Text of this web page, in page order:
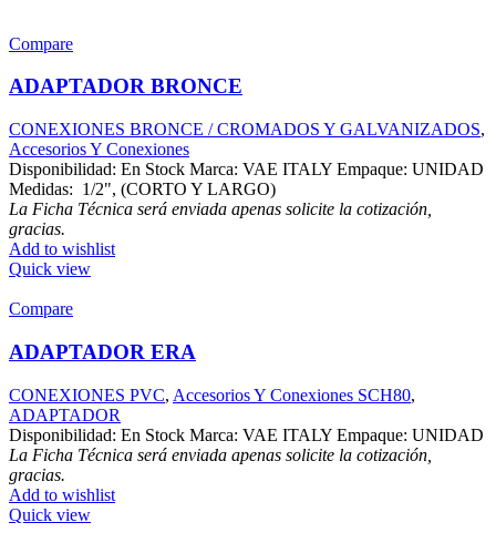
Compare
ADAPTADOR BRONCE
CONEXIONES BRONCE / CROMADOS Y GALVANIZADOS,
Accesorios Y Conexiones
Disponibilidad: En Stock Marca: VAE ITALY Empaque: UNIDAD
Medidas: 1/2", (CORTO Y LARGO)
La Ficha Técnica será enviada apenas solicite la cotización,
gracias.
Add to wishlist
Quick view
Compare
ADAPTADOR ERA
CONEXIONES PVC, Accesorios Y Conexiones SCH80,
ADAPTADOR
Disponibilidad: En Stock Marca: VAE ITALY Empaque: UNIDAD
La Ficha Técnica será enviada apenas solicite la cotización,
gracias.
Add to wishlist
Quick view